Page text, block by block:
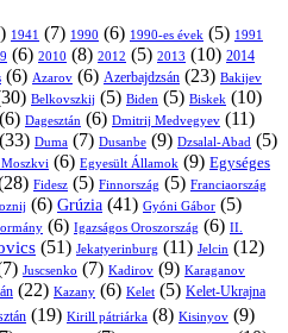
1941 (7) 1990 (6) 1990-es évek (5) 1991
(6) 2010 (8) 2012 (5) 2013 (10) 2014
(6) Azarov (6) Azerbajdzsán (23) Bakijev
Belkovszkij (5) Biden (5) Biskek (10)
(6) Dagesztán (6) Dmitrij Medvegyev (11)
(33) Duma (7) Dusanbe (9) Dzsalal-Abad (5)
(6) Egyesült Államok (9) Egységes
Fidesz (5) Finnország (5) Franciaország
(6) Grúzia (41) Gyóni Gábor (5)
(6) Igazságos Oroszország (6) II.
(51) Jekatyerinburg (11) Jelcin (12)
Juscsenko (7) Kadirov (9) Karaganov
(22) Kazany (6) Kelet (5) Kelet-Ukrajna
(19) Kirill pátriárka (8) Kisinyov (9)